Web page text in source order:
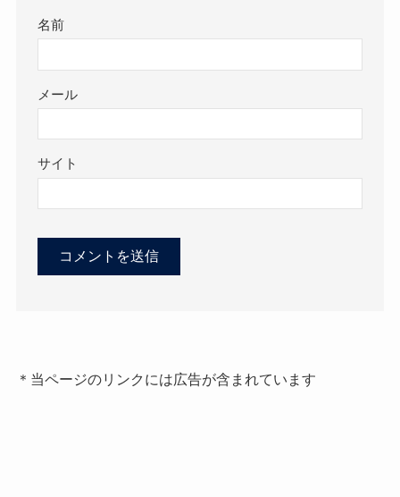
名前
メール
サイト
＊当ページのリンクには広告が含まれています